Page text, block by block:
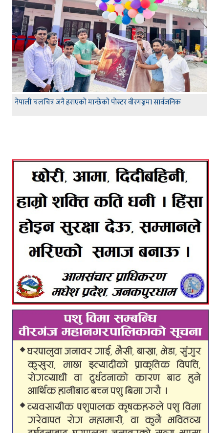
नेपाली चलचित्र जनै हराएको मान्छेको पोस्टर वीरगञ्जमा सार्वजनिक